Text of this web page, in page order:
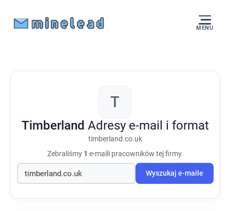
MENU
T
Timberland Adresy e-mail i format
timberland.co.uk
Zebraliśmy 1 e-maili pracowników tej firmy.
Wyszukaj e-maile